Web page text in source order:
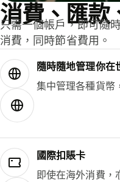
消費、匯款
只需一個帳戶，即可隨
消費，同時節省費用。
隨時隨地管理你在
集中管理各種貨幣
國際扣賬卡
即使在海外消費，